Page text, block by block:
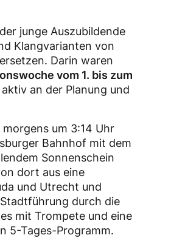
junge Auszubildende
Klangvarianten von
Darin waren
vom 1. bis zum
an der Planung und
um 3:14 Uhr
Bahnhof mit dem
Sonnenschein
dort aus eine
und Utrecht und
durch die
mit Trompete und eine
5-Tages-Programm.